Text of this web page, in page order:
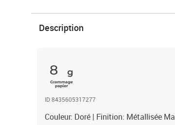
Description
8
ID 8435605317277
Couleur: Doré | Finition: Métallisée